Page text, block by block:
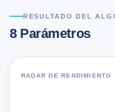
RESULTADO DEL
8 Parámetros
RADAR DE RENDIMIENTO